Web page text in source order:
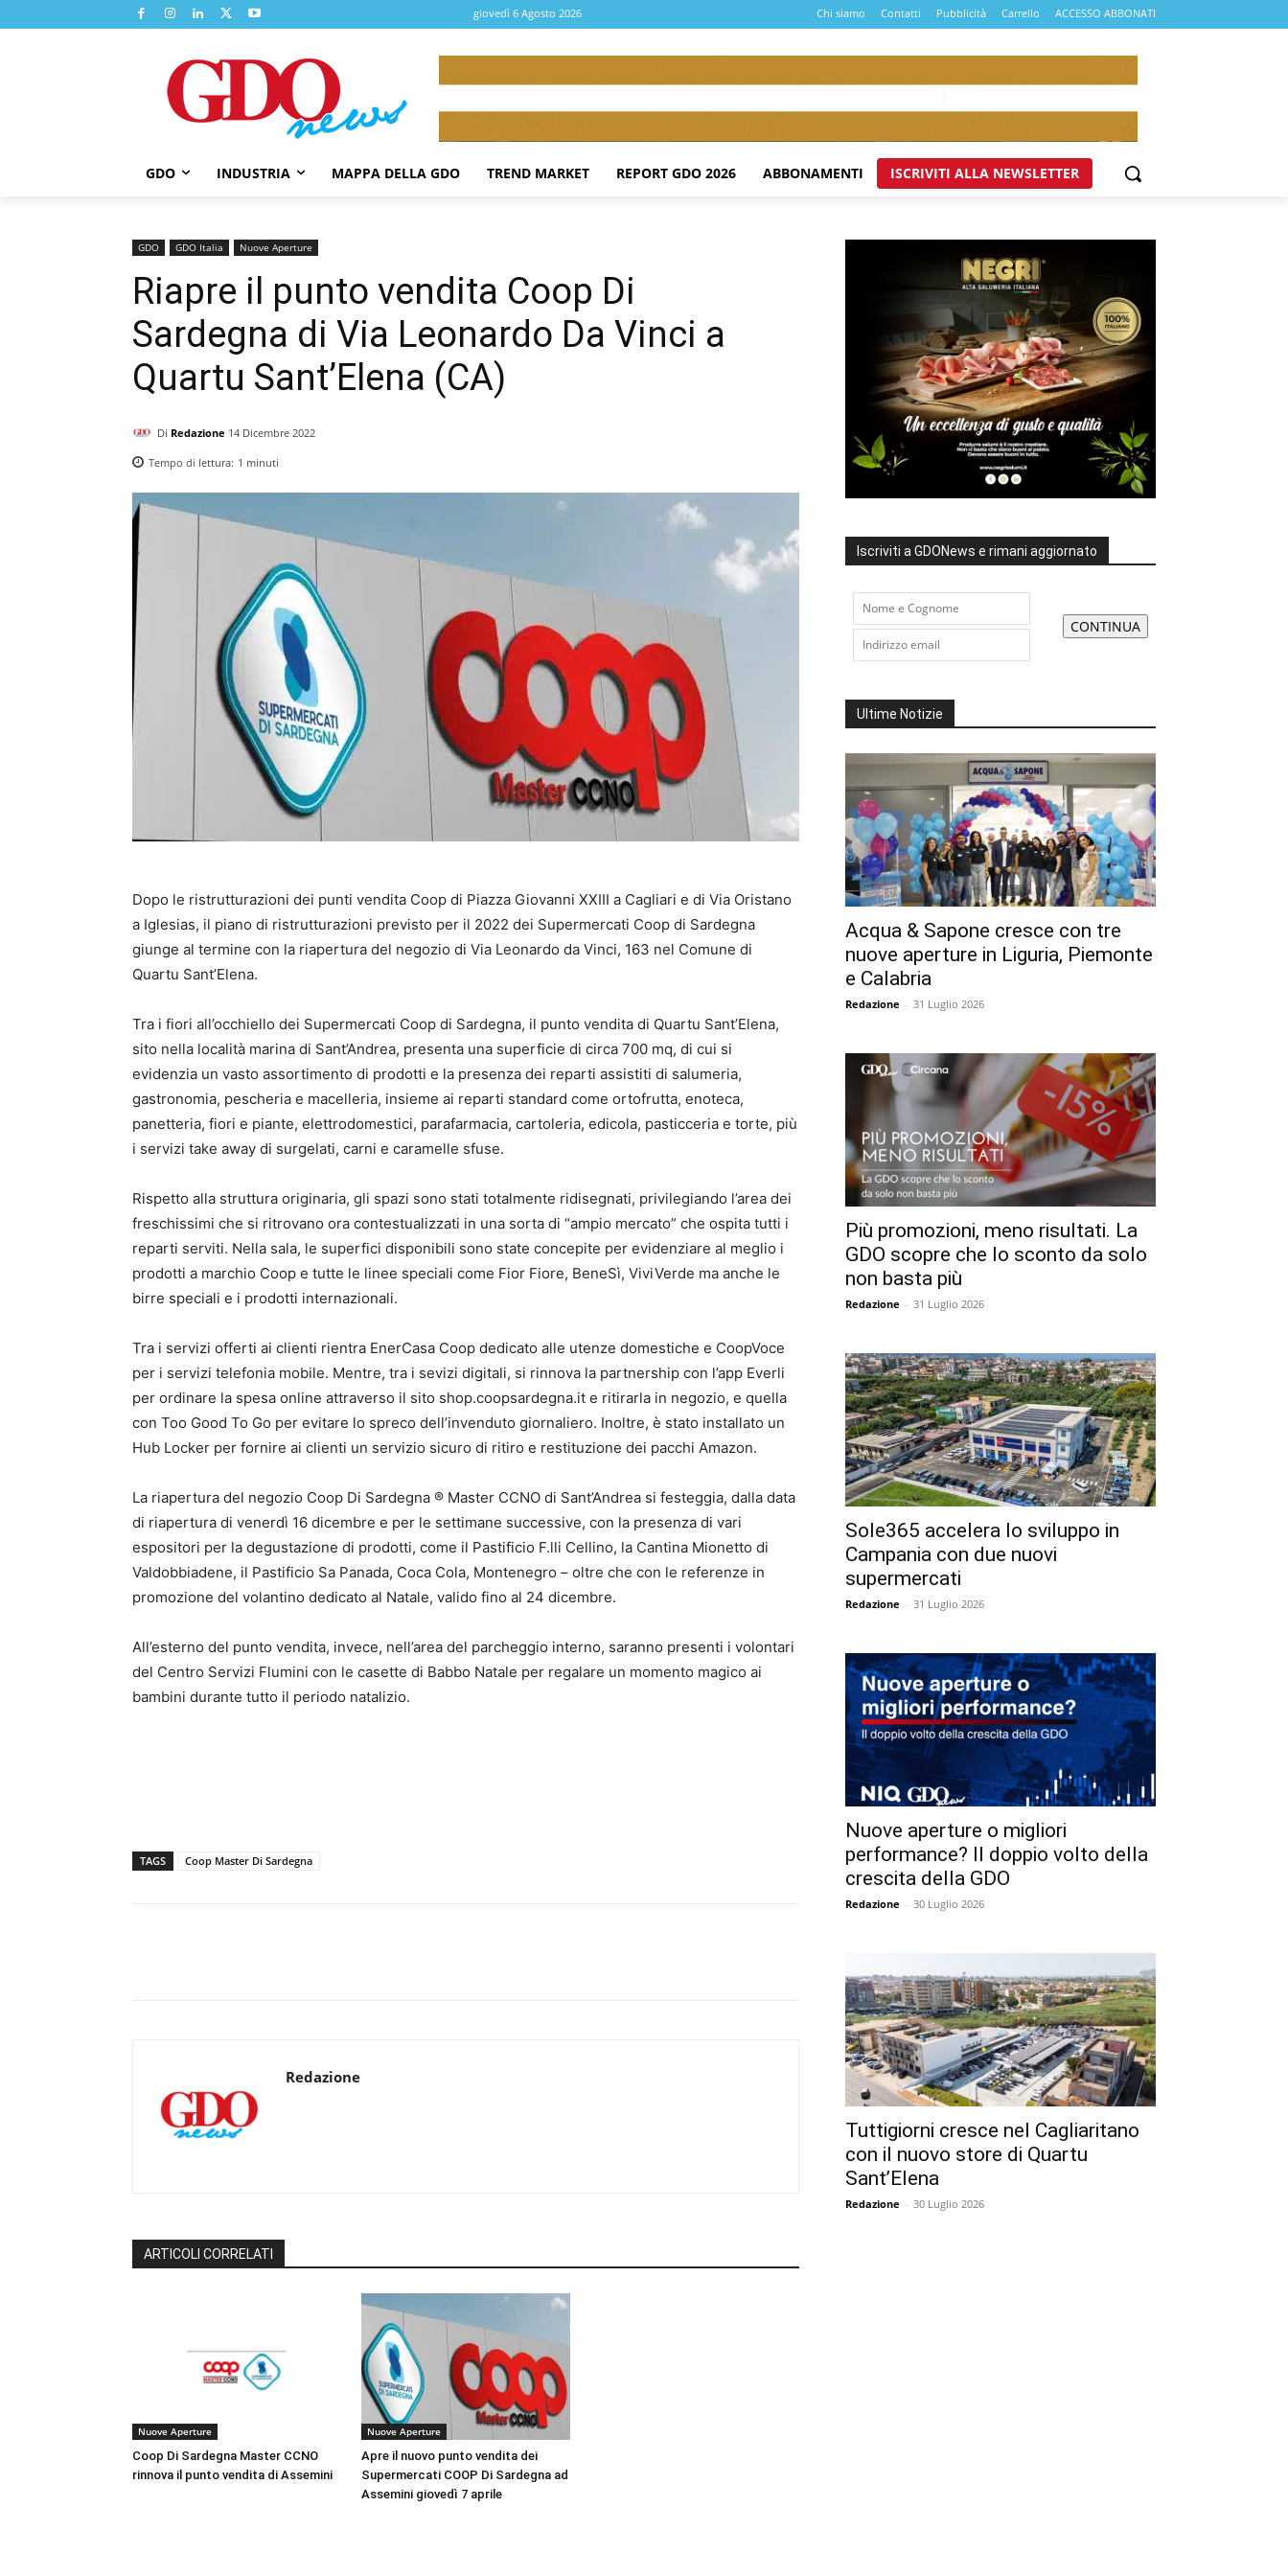
giovedì 6 Agosto 2026 Chi siamo Contatti Pubblicità Carrello ACCESSO ABBONATI
GDO INDUSTRIA MAPPA DELLA GDO TREND MARKET REPORT GDO 2026 ABBONAMENTI ISCRIVITI ALLA NEWSLETTER
GDO GDO Italia Nuove Aperture
Riapre il punto vendita Coop Di
Sardegna di Via Leonardo Da Vinci a
Quartu Sant’Elena (CA)
Di Redazione 14 Dicembre 2022
Tempo di lettura: 1 minuti
Dopo le ristrutturazioni dei punti vendita Coop di Piazza Giovanni XXIII a Cagliari e di Via Oristano
a Iglesias, il piano di ristrutturazioni previsto per il 2022 dei Supermercati Coop di Sardegna
giunge al termine con la riapertura del negozio di Via Leonardo da Vinci, 163 nel Comune di
Quartu Sant’Elena.
Tra i fiori all’occhiello dei Supermercati Coop di Sardegna, il punto vendita di Quartu Sant’Elena,
sito nella località marina di Sant’Andrea, presenta una superficie di circa 700 mq, di cui si
evidenzia un vasto assortimento di prodotti e la presenza dei reparti assistiti di salumeria,
gastronomia, pescheria e macelleria, insieme ai reparti standard come ortofrutta, enoteca,
panetteria, fiori e piante, elettrodomestici, parafarmacia, cartoleria, edicola, pasticceria e torte, più
i servizi take away di surgelati, carni e caramelle sfuse.
Rispetto alla struttura originaria, gli spazi sono stati totalmente ridisegnati, privilegiando l’area dei
freschissimi che si ritrovano ora contestualizzati in una sorta di “ampio mercato” che ospita tutti i
reparti serviti. Nella sala, le superfici disponibili sono state concepite per evidenziare al meglio i
prodotti a marchio Coop e tutte le linee speciali come Fior Fiore, BeneSì, ViviVerde ma anche le
birre speciali e i prodotti internazionali.
Tra i servizi offerti ai clienti rientra EnerCasa Coop dedicato alle utenze domestiche e CoopVoce
per i servizi telefonia mobile. Mentre, tra i sevizi digitali, si rinnova la partnership con l’app Everli
per ordinare la spesa online attraverso il sito shop.coopsardegna.it e ritirarla in negozio, e quella
con Too Good To Go per evitare lo spreco dell’invenduto giornaliero. Inoltre, è stato installato un
Hub Locker per fornire ai clienti un servizio sicuro di ritiro e restituzione dei pacchi Amazon.
La riapertura del negozio Coop Di Sardegna ® Master CCNO di Sant’Andrea si festeggia, dalla data
di riapertura di venerdì 16 dicembre e per le settimane successive, con la presenza di vari
espositori per la degustazione di prodotti, come il Pastificio F.lli Cellino, la Cantina Mionetto di
Valdobbiadene, il Pastificio Sa Panada, Coca Cola, Montenegro – oltre che con le referenze in
promozione del volantino dedicato al Natale, valido fino al 24 dicembre.
All’esterno del punto vendita, invece, nell’area del parcheggio interno, saranno presenti i volontari
del Centro Servizi Flumini con le casette di Babbo Natale per regalare un momento magico ai
bambini durante tutto il periodo natalizio.
TAGS Coop Master Di Sardegna
Redazione
ARTICOLI CORRELATI
Nuove Aperture
Coop Di Sardegna Master CCNO
rinnova il punto vendita di Assemini
Nuove Aperture
Apre il nuovo punto vendita dei
Supermercati COOP Di Sardegna ad
Assemini giovedì 7 aprile
Iscriviti a GDONews e rimani aggiornato
Ultime Notizie
Acqua & Sapone cresce con tre
nuove aperture in Liguria, Piemonte
e Calabria
Redazione - 31 Luglio 2026
Più promozioni, meno risultati. La
GDO scopre che lo sconto da solo
non basta più
Redazione - 31 Luglio 2026
Sole365 accelera lo sviluppo in
Campania con due nuovi
supermercati
Redazione - 31 Luglio 2026
Nuove aperture o migliori
performance? Il doppio volto della
crescita della GDO
Redazione - 30 Luglio 2026
Tuttigiorni cresce nel Cagliaritano
con il nuovo store di Quartu
Sant’Elena
Redazione - 30 Luglio 2026